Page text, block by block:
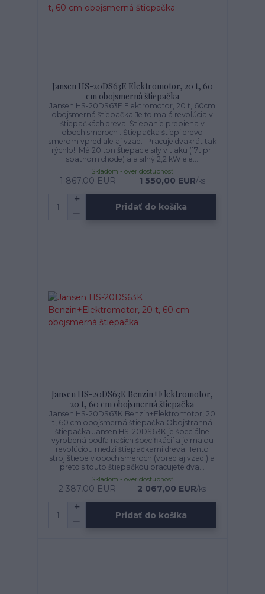
Jansen HS-20DS63E Elektromotor, 20 t, 60
cm obojsmerná štiepačka
Jansen HS-20DS63E Elektromotor, 20 t, 60cm
obojsmerná štiepačka Je to malá revolúcia v
štiepačkách dreva. Štiepanie prebieha v
oboch smeroch . Štiepačka štiepi drevo
smerom vpred ale aj vzad. Pracuje dvakrát tak
rýchlo! Má 20 ton štiepacie sily v tlaku (17t pri
spatnom chode) a a silný 2,2 kW ele...
1 867,00 EUR 1 550,00 EUR/ks
Skladom - over dostupnosť
Pridať do košíka
Jansen HS-20DS63K Benzin+Elektromotor,
20 t, 60 cm obojsmerná štiepačka
Jansen HS-20DS63K Benzin+Elektromotor, 20
t, 60 cm obojsmerná štiepačka Obojstranná
štiepačka Jansen HS-20DS63K je špeciálne
vyrobená podľa našich špecifikácií a je malou
revolúciou medzi štiepačkami dreva. Tento
stroj štiepe v oboch smeroch (vpred aj vzad!) a
preto s touto štiepačkou pracujete dva...
2 387,00 EUR 2 067,00 EUR/ks
Skladom - over dostupnosť
Pridať do košíka